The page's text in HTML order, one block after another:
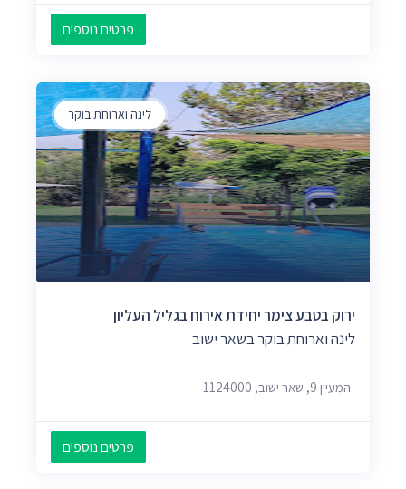
פרטים נוספים
לינה וארוחת בוקר
ירוק בטבע צימר יחידת אירוח בגליל העליון
לינה וארוחת בוקר בשאר ישוב
המעיין 9, שאר ישוב, 1124000
פרטים נוספים